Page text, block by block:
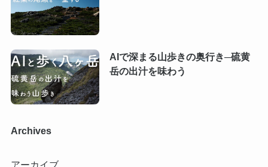
AIで深まる山歩きの奥行き─硫黄
岳の出汁を味わう
Archives
アーカイブ